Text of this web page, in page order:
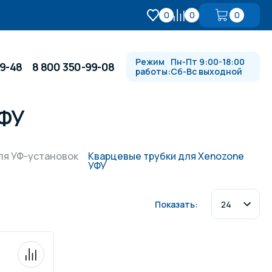
0 0 0
Автоматика и
Водопады, водяные пушки и
48 8 800 350-99-08
Режим
работы:
Пн-Пт 9:00-18:00
Сб-Вс выходной
УФ-установок Кварцевые трубки для Xenozone
УФУ
Показать: